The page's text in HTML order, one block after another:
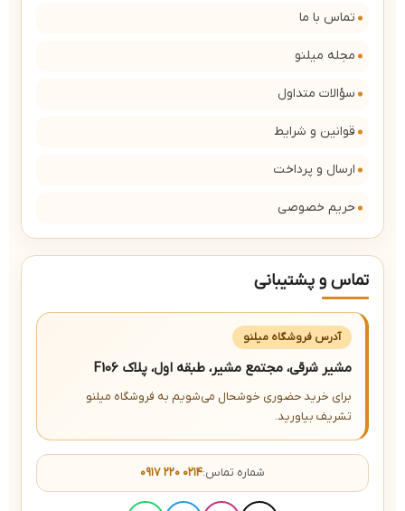
تماس با ما
مجله میلنو
سؤالات متداول
قوانین و شرایط
ارسال و پرداخت
حریم خصوصی
تماس و پشتیبانی
آدرس فروشگاه میلنو
مشیر شرقی، مجتمع مشیر، طبقه اول، پلاک F106
برای خرید حضوری خوشحال می‌شویم به فروشگاه میلنو
تشریف بیاورید.
شماره تماس:۰۹۱۷ ۲۲۰ ۰۲۱۴